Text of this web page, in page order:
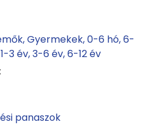
Gyermekek 0-6 hó 6-
1-3 év 3-6 év 6-12 év
panaszok